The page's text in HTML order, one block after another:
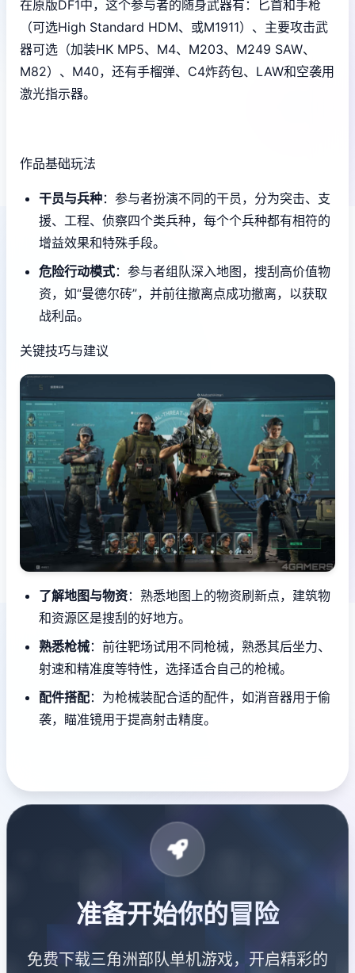
在原版DF1中，这个参与者的随身武器有：匕首和手枪
（可选High Standard HDM、或M1911）、主要攻击武
器可选（加装HK MP5、M4、M203、M249 SAW、
M82）、M40，还有手榴弹、C4炸药包、LAW和空袭用
激光指示器。
作品基础玩法
干员与兵种：参与者扮演不同的干员，分为突击、支
援、工程、侦察四个类兵种，每个个兵种都有相符的
增益效果和特殊手段。
危险行动模式：参与者组队深入地图，搜刮高价值物
资，如“曼德尔砖”，并前往撤离点成功撤离，以获取
战利品。
关键技巧与建议
了解地图与物资：熟悉地图上的物资刷新点，建筑物
和资源区是搜刮的好地方。
熟悉枪械：前往靶场试用不同枪械，熟悉其后坐力、
射速和精准度等特性，选择适合自己的枪械。
配件搭配：为枪械装配合适的配件，如消音器用于偷
袭，瞄准镜用于提高射击精度。
准备开始你的冒险
免费下载三角洲部队单机游戏，开启精彩的